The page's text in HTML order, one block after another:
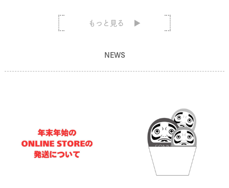
もっと見る
NEWS